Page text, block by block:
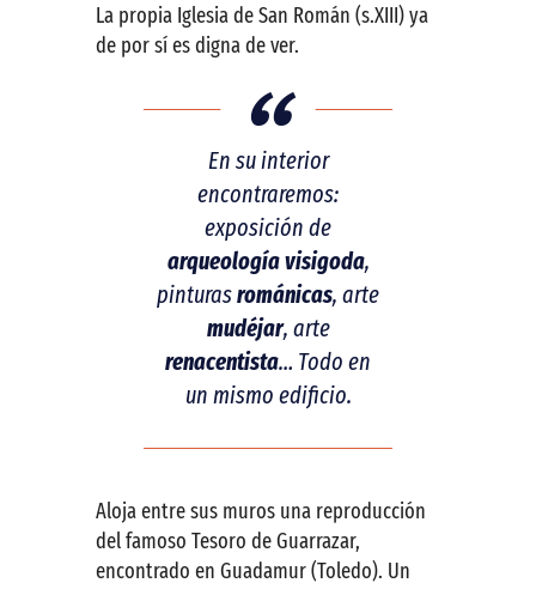
La propia Iglesia de San Román (s.XIII) ya
de por sí es digna de ver.
En su interior
encontraremos:
exposición de
arqueología visigoda,
pinturasrománicas, arte
mudéjar, arte
renacentista… Todo en
un mismo edificio.
Aloja entre sus muros una reproducción
del famoso Tesoro de Guarrazar,
encontrado en Guadamur (Toledo). Un